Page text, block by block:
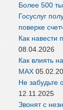
Более 500
Госуслуг
поверке
Как навести
08.04.2026
Как влиять
MAX
Не забудьте
12.11.2025
Звонят с